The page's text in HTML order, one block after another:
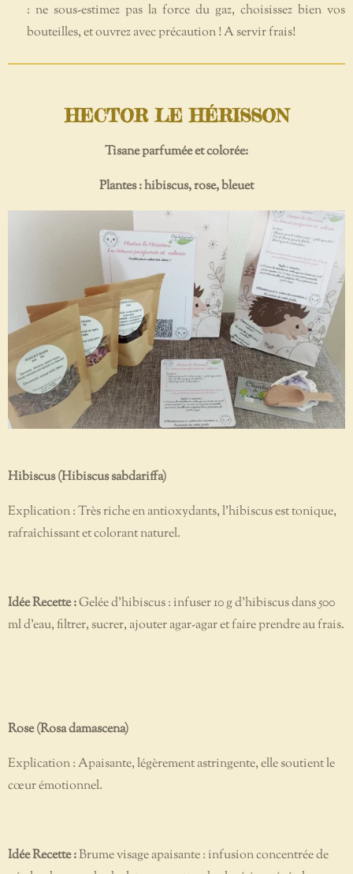
: ne sous-estimez pas la force du gaz, choisissez bien vos
bouteilles, et ouvrez avec précaution ! A servir frais!
HECTOR LE HÉRISSON
Tisane parfumée et colorée:
Plantes : hibiscus, rose, bleuet
Hibiscus (Hibiscus sabdariffa)
Explication : Très riche en antioxydants, l’hibiscus est tonique,
rafraîchissant et colorant naturel.
Idée Recette :Gelée d’hibiscus : infuser 10 g d’hibiscus dans 500
ml d’eau, filtrer, sucrer, ajouter agar-agar et faire prendre au frais.
Rose (Rosa damascena)
Explication : Apaisante, légèrement astringente, elle soutient le
cœur émotionnel.
Idée Recette :Brume visage apaisante : infusion concentrée de